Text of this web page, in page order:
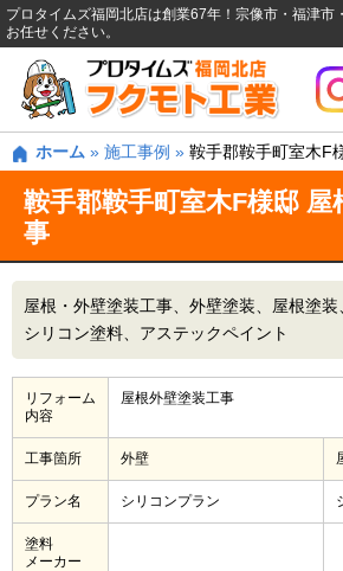
プロタイムズ福岡北店は創業67年！宗像市・福津市
お任せください。
ホーム » 施工事例 » 鞍手郡鞍手町室木F
鞍手郡鞍手町室木F様邸 屋
事
屋根・外壁塗装工事 外壁塗装 屋根塗装
シリコン塗料
アステックペイント
リフォーム
内容
屋根外壁塗装工事
工事箇所 外壁
プラン名 シリコンプラン
塗料
メーカー